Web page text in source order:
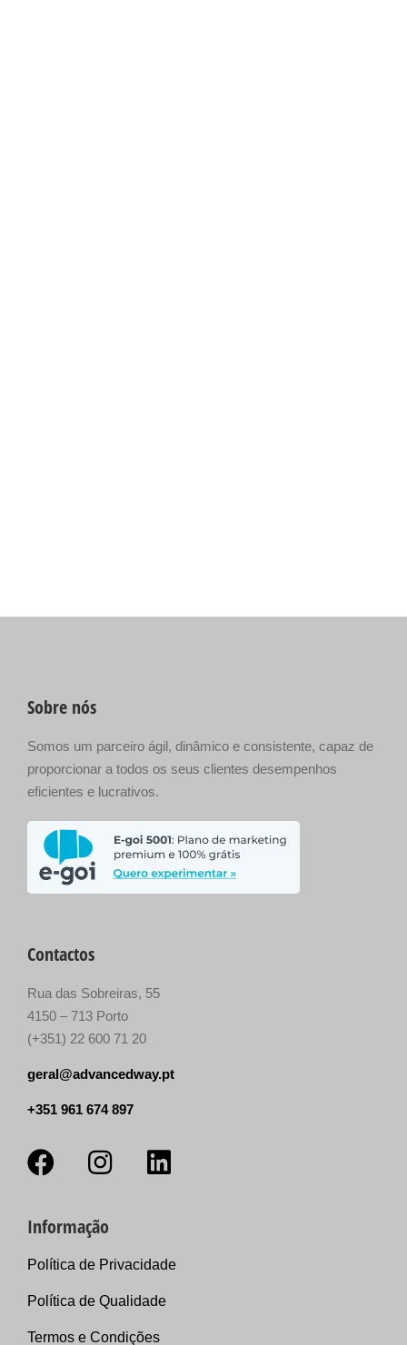
Sobre nós
Somos um parceiro ágil, dinâmico e consistente, capaz de
proporcionar a todos os seus clientes desempenhos
eficientes e lucrativos.
Contactos
Rua das Sobreiras, 55
4150 – 713 Porto
(+351) 22 600 71 20
geral@advancedway.pt
+351 961 674 897
Informação
Política de Privacidade
Política de Qualidade
Termos e Condições